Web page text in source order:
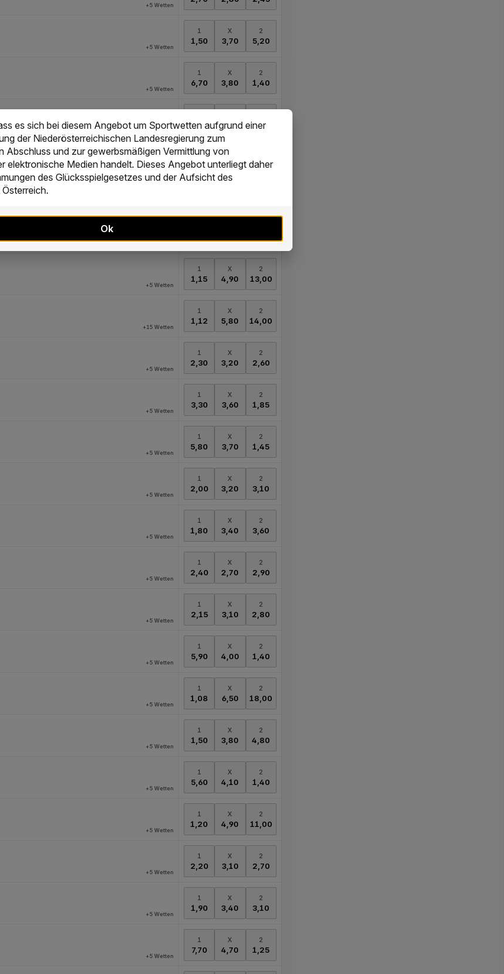
es sich bei diesem Angebot um Sportwetten aufgrund einer
der Niederösterreichischen Landesregierung zum
Abschluss und zur gewerbsmäßigen Vermittlung von
elektronische Medien handelt. Dieses Angebot unterliegt daher
des Glücksspielgesetzes und der Aufsicht des
Ok